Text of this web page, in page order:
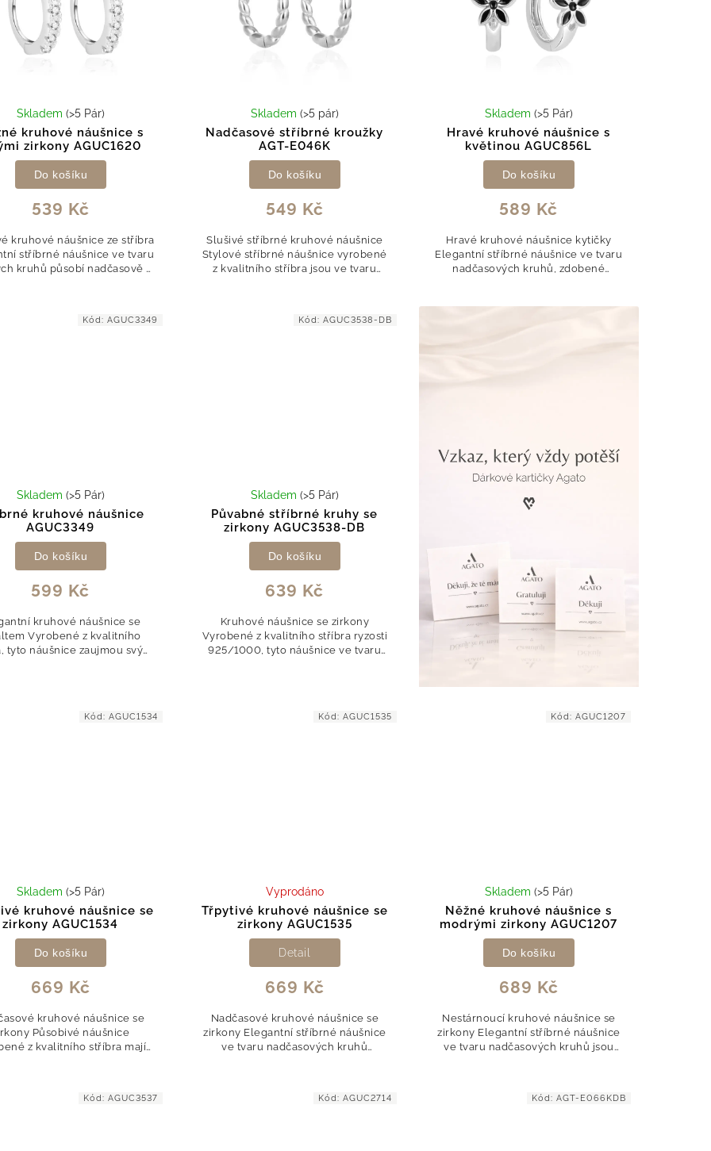
kruhové náušnice s
zirkony AGUC1620
Skladem (>5 Pár)
539 Kč
Do košíku
kruhové náušnice ze stříbra
stříbrné náušnice ve tvaru
kruhů působí nadčasově a
Nadčasové stříbrné kroužky
AGT-E046K
Skladem (>5 pár)
549 Kč
Do košíku
Slušivé stříbrné kruhové náušnice
Stylové stříbrné náušnice vyrobené
z kvalitního stříbra jsou ve tvaru
Hravé kruhové náušnice s
květinou AGUC856L
Skladem (>5 Pár)
589 Kč
Do košíku
Hravé kruhové náušnice kytičky
Elegantní stříbrné náušnice ve tvaru
nadčasových kruhů, zdobené
kruhové náušnice
AGUC3349
Skladem (>5 Pár)
599 Kč
Do košíku
kruhové náušnice se
Vyrobené z kvalitního
tyto náušnice zaujmou svým
Kód:AGUC3349
Půvabné stříbrné kruhy se
zirkony AGUC3538-DB
Skladem (>5 Pár)
639 Kč
Do košíku
Kruhové náušnice se zirkony
Vyrobené z kvalitního stříbra ryzosti
925/1000, tyto náušnice ve tvaru
Kód:AGUC3538-DB
kruhové náušnice se
zirkony AGUC1534
Skladem (>5 Pár)
669 Kč
Do košíku
kruhové náušnice se
Působivé náušnice
z kvalitního stříbra mají
Kód:AGUC1534
Třpytivé kruhové náušnice se
zirkony AGUC1535
Vyprodáno
669 Kč
Detail
Nadčasové kruhové náušnice se
zirkony Elegantní stříbrné náušnice
ve tvaru nadčasových kruhů
Kód:AGUC1535
Něžné kruhové náušnice s
modrými zirkony AGUC1207
Skladem (>5 Pár)
689 Kč
Do košíku
Nestárnoucí kruhové náušnice se
zirkony Elegantní stříbrné náušnice
ve tvaru nadčasových kruhů jsou
Kód:AGUC1207
Kód:AGUC3537 Kód:AGUC2714 Kód:AGT-E066KDB